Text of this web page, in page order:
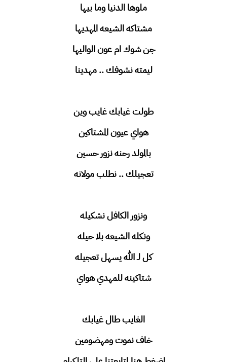
ملوها الدنيا وما بيها
مشتاكه الشيعه المهديها
جن شوك ام عون الواليها
ليمته نشوفك .. مهدينا
طولت غيابك غايب وين
هواي عيون المشتاكين
بالمولد رحنه نزور حسين
تعجيلك .. نطلب مولانه
ونزور الكافل نشكيله
ونكله الشيعه بلا حيله
كل لـ الله يسهل تعجيله
شتاكينه للمهدي هواي
الغايب طال غيابك
خاف نموت ومهضومين